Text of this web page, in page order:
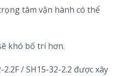
tâm vận hành có thể
khó bố trí hơn.
/ SH15-32-2.2 được xây